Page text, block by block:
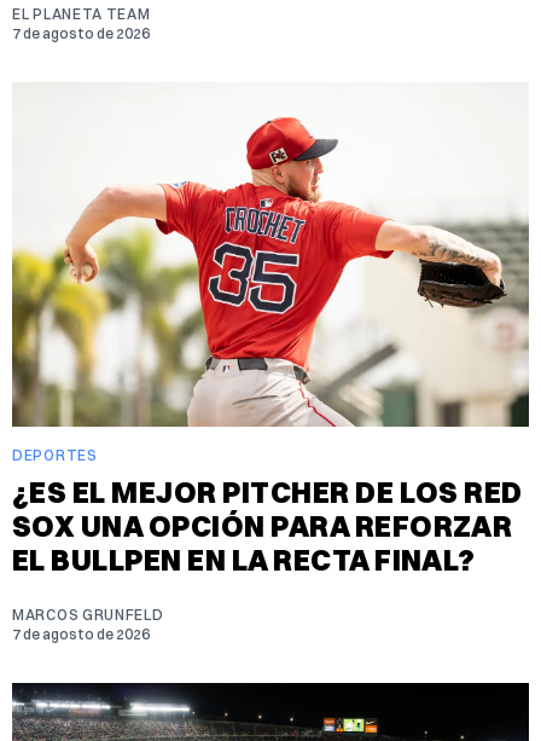
EL PLANETA TEAM
7 de agosto de 2026
DEPORTES
¿ES EL MEJOR PITCHER DE LOS RED
SOX UNA OPCIÓN PARA REFORZAR
EL BULLPEN EN LA RECTA FINAL?
MARCOS GRUNFELD
7 de agosto de 2026